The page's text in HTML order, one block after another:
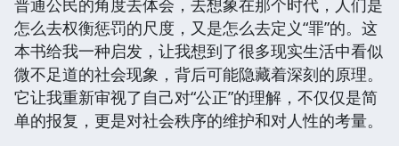
普通公民的角度去体会，去想象在那个时代，人们是
怎么去权衡惩罚的尺度，又是怎么去定义“罪”的。这
本书给我一种启发，让我想到了很多现实生活中看似
微不足道的社会现象，背后可能隐藏着深刻的原理。
它让我重新审视了自己对“公正”的理解，不仅仅是简
单的报复，更是对社会秩序的维护和对人性的考量。